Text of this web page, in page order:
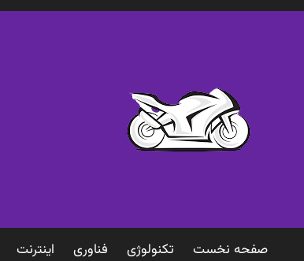
صفحه نخست تکنولوژی فناوری اينترنت